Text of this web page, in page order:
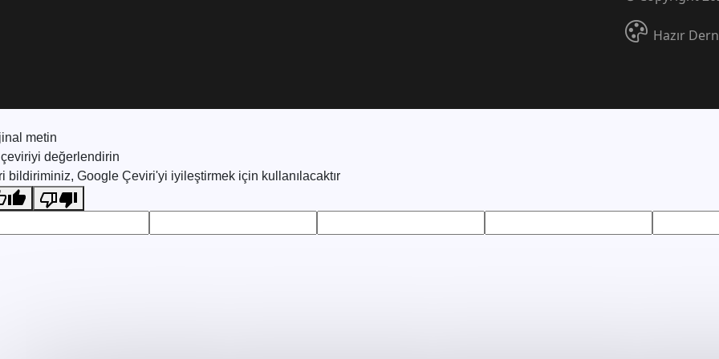
Hazır
metin
değerlendirin
bildiriminiz, Google Çeviri'yi iyileştirmek için kullanılacaktır